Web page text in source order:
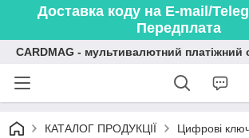
Доставка коду на E-mail/
Передплата
CARDMAG - мультивалютний платіжний
КАТАЛОГ ПРОДУКЦІЇ Цифрові